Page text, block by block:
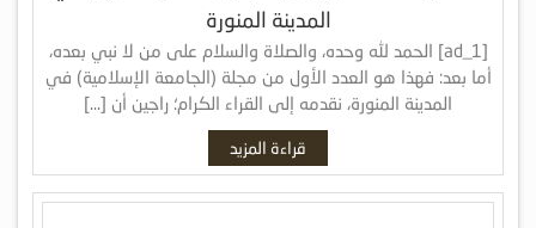
المدينة المنورة
[ad_1] الحمد لله وحده، والصلاة والسلام على من لا نبي بعده،
أما بعد: فهذا هو العدد الأول من مجلة (الجامعة الإسلامية) في
المدينة المنورة، نقدمه إلى القراء الكرام؛ راجين أن […]
قراءة المزيد